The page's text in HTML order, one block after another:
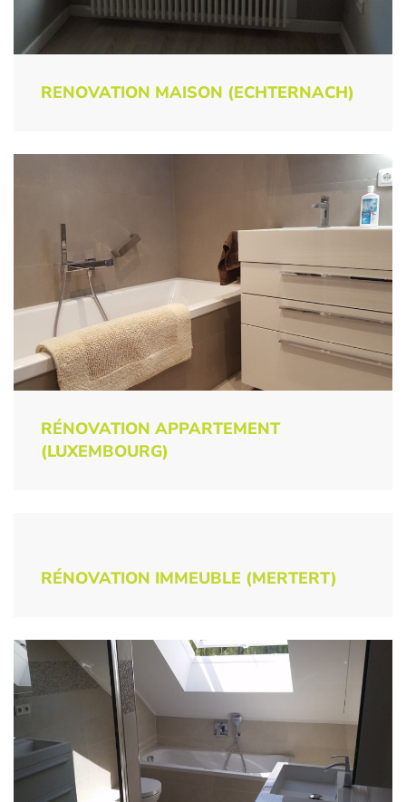
RENOVATION MAISON (ECHTERNACH)
RÉNOVATION APPARTEMENT
(LUXEMBOURG)
RÉNOVATION IMMEUBLE (MERTERT)